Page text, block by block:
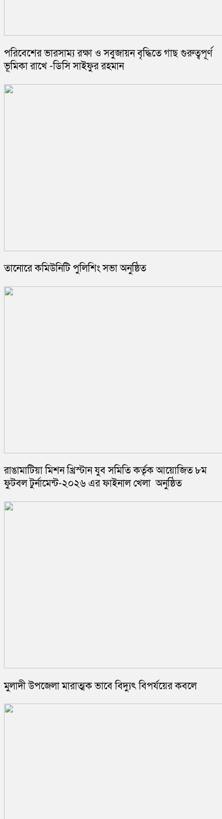
পরিবেশের ভারসাম্য রক্ষা ও সবুজায়ন বৃদ্ধিতে গাছ গুরুত্বপূর্ণ
ভূমিকা রাখে -ডিসি সাইফুর রহমান
তানোরে কমিউনিটি পুলিশিং সভা অনুষ্ঠিত
রাঙামাটিয়া মিশন খ্রিস্টান যুব সমিতি কর্তৃক আয়োজিত ৮ম
ফুটবল টুর্নামেন্ট-২০২৬ এর ফাইনাল খেলা অনুষ্ঠিত
মুলাদী উপজেলা মারাত্মক ভাবে বিদ্যুৎ বিপর্যয়ের কবলে